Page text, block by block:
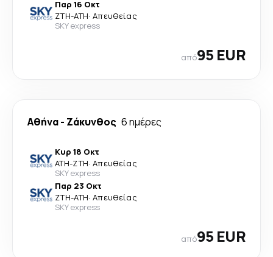
Παρ 16 Οκτ
ZTH-ATH· Απευθείας
SKY express
από95 EUR
Αθήνα- Ζάκυνθος 6 ημέρες
Κυρ 18 Οκτ
ATH-ZTH· Απευθείας
SKY express
Παρ 23 Οκτ
ZTH-ATH· Απευθείας
SKY express
από95 EUR